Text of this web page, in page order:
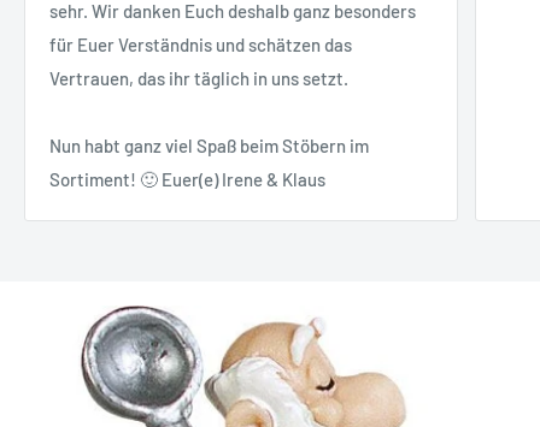
sehr. Wir danken Euch deshalb ganz besonders
für Euer Verständnis und schätzen das
Vertrauen, das ihr täglich in uns setzt.
Nun habt ganz viel Spaß beim Stöbern im
Sortiment! 🙂 Euer(e) Irene & Klaus